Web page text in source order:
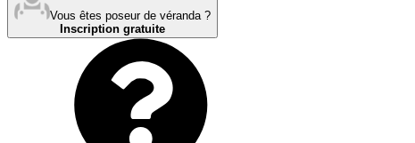
Vous êtes poseur de véranda ?
Inscription gratuite